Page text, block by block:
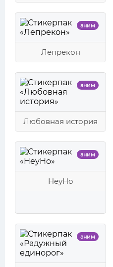
аним
Лепрекон
аним
Любовная история
аним
HeyHo
аним